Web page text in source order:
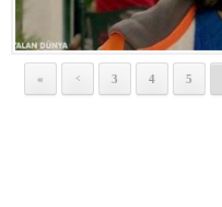
« < 3 4 5